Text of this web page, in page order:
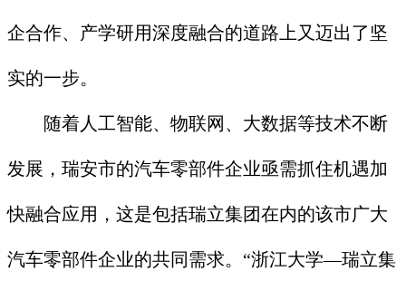
企合作、产学研用深度融合的道路上又迈出了坚
实的一步。
随着人工智能、物联网、大数据等技术不断
发展，瑞安市的汽车零部件企业亟需抓住机遇加
快融合应用，这是包括瑞立集团在内的该市广大
汽车零部件企业的共同需求。“浙江大学—瑞立集